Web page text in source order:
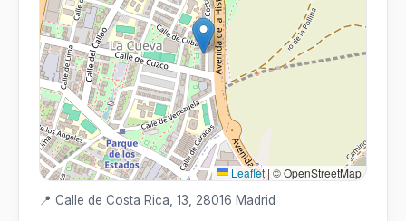
Leaflet | © OpenStreetMap
📍 Calle de Costa Rica, 13, 28016 Madrid